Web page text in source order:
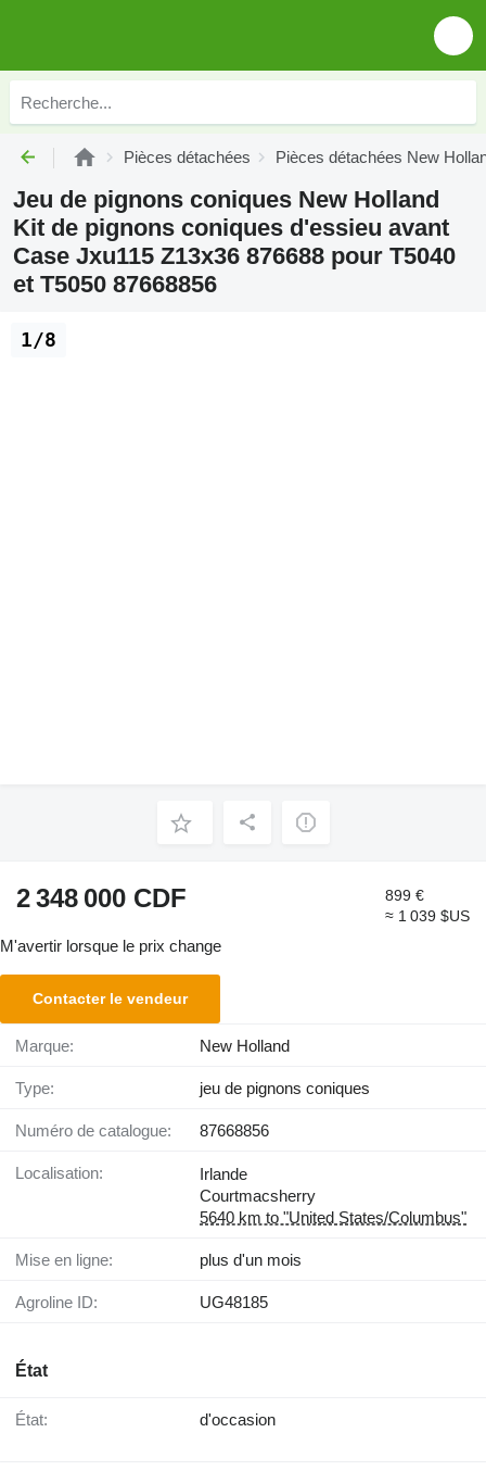
Pièces détachées Pièces détachées New
Jeu de pignons coniques New Holland
Kit de pignons coniques d'essieu avant
Case Jxu115 Z13x36 876688 pour T5040
et T5050 87668856
1/8
2 348 000 CDF
899 €
≈ 1 039 $US
M'avertir lorsque le prix change
Contacter le vendeur
Marque: New Holland
Type: jeu de pignons coniques
Numéro de catalogue: 87668856
Localisation:
Irlande
Courtmacsherry
5640 km to "United States/Columbus"
Mise en ligne: plus d'un mois
Agroline ID: UG48185
État
État: d'occasion